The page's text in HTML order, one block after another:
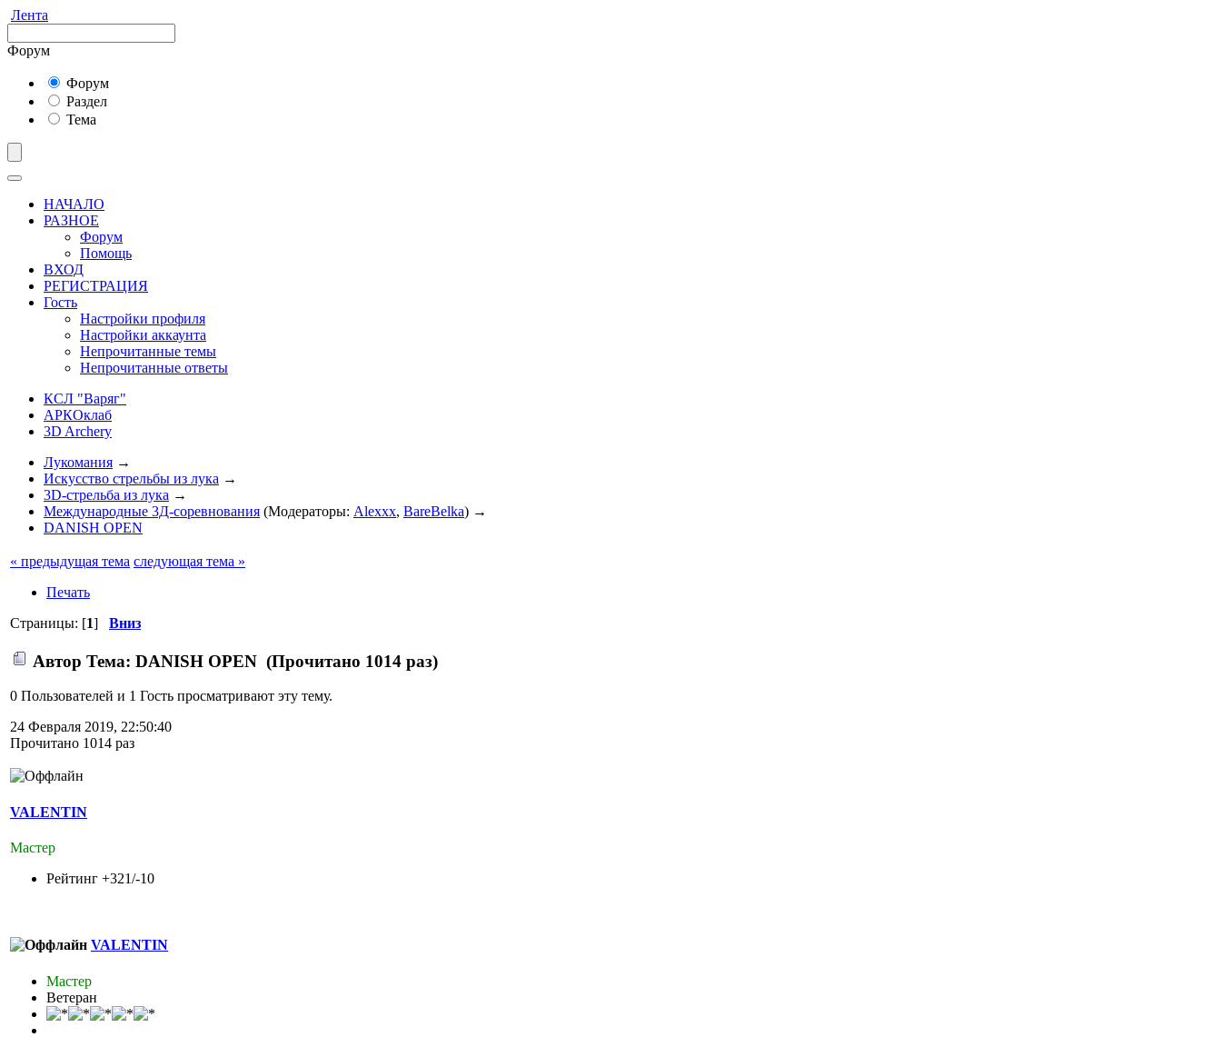
Лента
Форум
Форум
Раздел
Тема
НАЧАЛО
РАЗНОЕ
Форум
Помощь
ВХОД
РЕГИСТРАЦИЯ
Гость
Настройки профиля
Настройки аккаунта
Непрочитанные темы
Непрочитанные ответы
КСЛ "Варяг"
АРКОклаб
3D Archery
Лукомания →
Искусство стрельбы из лука →
3D-стрельба из лука →
Международные 3Д-соревнования (Модераторы: Alexxx, BareBelka) →
DANISH OPEN
« предыдущая тема следующая тема »
Печать
Страницы: [1] Вниз
Автор Тема: DANISH OPEN (Прочитано 1014 раз)
0 Пользователей и 1 Гость просматривают эту тему.
24 Февраля 2019, 22:50:40
Прочитано 1014 раз
VALENTIN
Мастер
Рейтинг +321/-10
VALENTIN
Мастер
Ветеран